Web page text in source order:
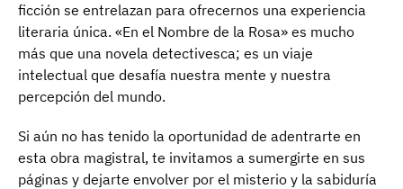
ficción se entrelazan para ofrecernos una experiencia
literaria única. «En el Nombre de la Rosa» es mucho
más que una novela detectivesca; es un viaje
intelectual que desafía nuestra mente y nuestra
percepción del mundo.
Si aún no has tenido la oportunidad de adentrarte en
esta obra magistral, te invitamos a sumergirte en sus
páginas y dejarte envolver por el misterio y la sabiduría